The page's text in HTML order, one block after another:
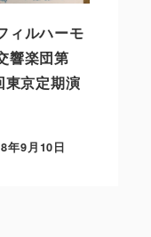
ィルハーモ
響楽団第
東京定期演
年9月10日